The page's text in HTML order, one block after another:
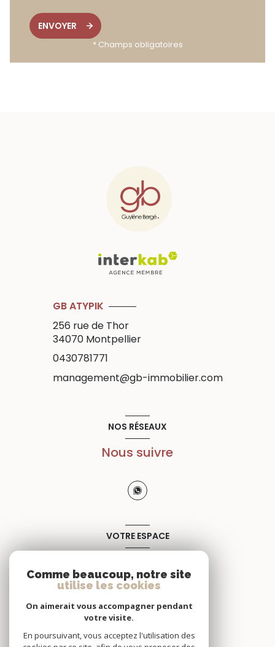
ENVOYER
* Champs obligatoires
GB ATYPIK
256 rue de Thor
34070 Montpellier
0430781771
management@gb-immobilier.com
NOS RÉSEAUX
Nous suivre
VOTRE ESPACE
SE CONNECTER
Comme beaucoup, notre site
utilise les cookies
On aimerait vous accompagner pendant
votre visite.
En poursuivant, vous acceptez l'utilisation des